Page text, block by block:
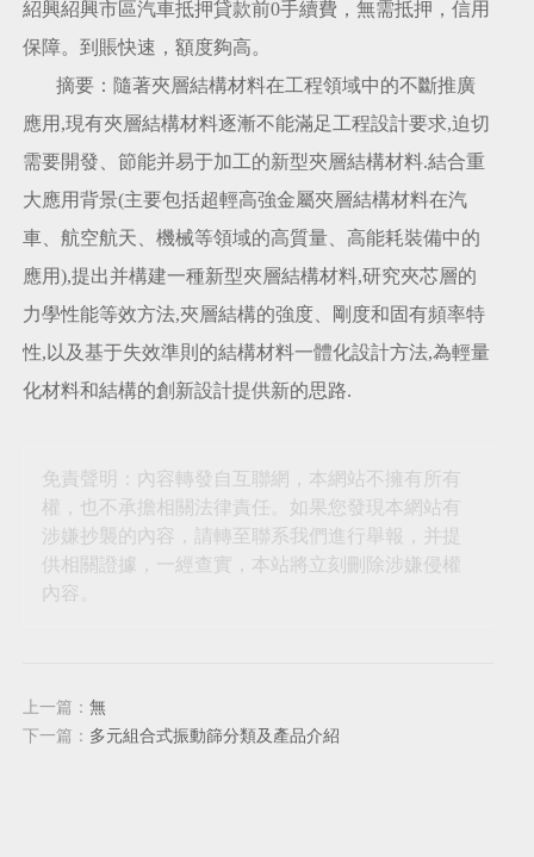
紹興紹興市區汽車抵押貸款前0手續費，無需抵押，信用
保障。到賬快速，額度夠高。
摘要：隨著夾層結構材料在工程領域中的不斷推廣
應用,現有夾層結構材料逐漸不能滿足工程設計要求,迫切
需要開發、節能并易于加工的新型夾層結構材料.結合重
大應用背景(主要包括超輕高強金屬夾層結構材料在汽
車、航空航天、機械等領域的高質量、高能耗裝備中的
應用),提出并構建一種新型夾層結構材料,研究夾芯層的
力學性能等效方法,夾層結構的強度、剛度和固有頻率特
性,以及基于失效準則的結構材料一體化設計方法,為輕量
化材料和結構的創新設計提供新的思路.
免責聲明：內容轉發自互聯網，本網站不擁有所有
權，也不承擔相關法律責任。如果您發現本網站有
涉嫌抄襲的內容，請轉至聯系我們進行舉報，并提
供相關證據，一經查實，本站將立刻刪除涉嫌侵權
內容。
上一篇：無
下一篇： 多元組合式振動篩分類及產品介紹